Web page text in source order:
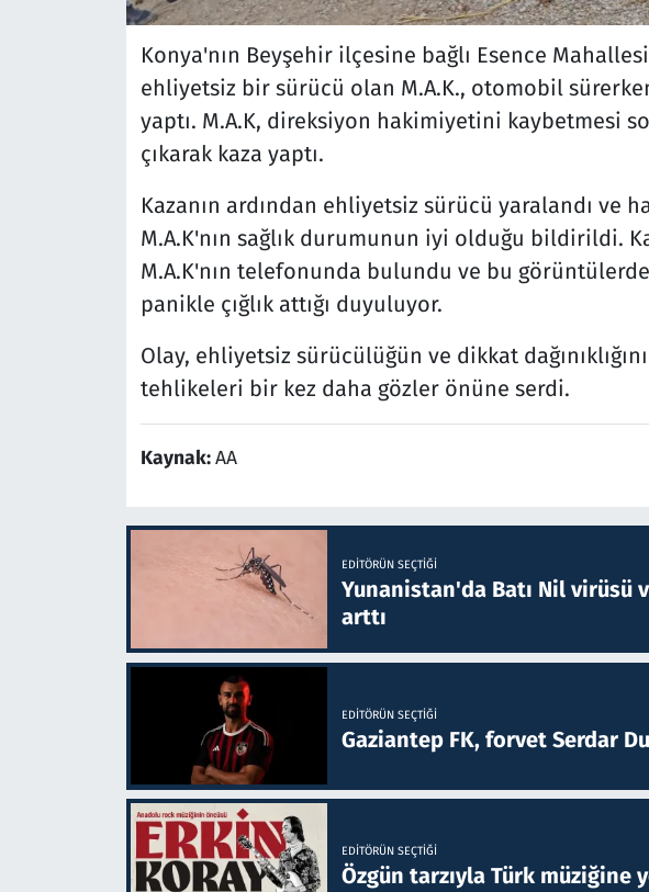
Konya'nın Beyşehir ilçesine bağlı Esence
ehliyetsiz bir sürücü olan M.A.K., otomobil
yaptı. M.A.K, direksiyon hakimiyetini kaybetmesi
çıkarak kaza yaptı.
Kazanın ardından ehliyetsiz sürücü yaralandı ve
M.A.K'nın sağlık durumunun iyi olduğu bildirildi.
M.A.K'nın telefonunda bulundu ve bu
panikle çığlık attığı duyuluyor.
Olay, ehliyetsiz sürücülüğün ve dikkat
tehlikeleri bir kez daha gözler önüne serdi.
Kaynak:AA
EDITÖRÜN SEÇTIĞI
Yunanistan'da Batı Nil virüsü
arttı
EDITÖRÜN SEÇTIĞI
Gaziantep FK, forvet Serdar
EDITÖRÜN SEÇTIĞI
Özgün tarzıyla Türk müziğine